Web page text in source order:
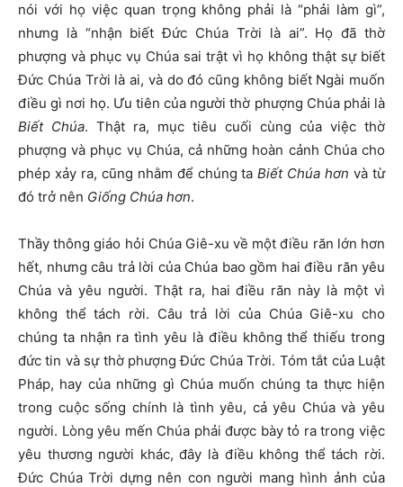
nói với họ việc quan trọng không phải là “phải làm gì”,
nhưng là “nhận biết Đức Chúa Trời là ai”. Họ đã thờ
phượng và phục vụ Chúa sai trật vì họ không thật sự biết
Đức Chúa Trời là ai, và do đó cũng không biết Ngài muốn
điều gì nơi họ. Ưu tiên của người thờ phượng Chúa phải là
Biết Chúa. Thật ra, mục tiêu cuối cùng của việc thờ
phượng và phục vụ Chúa, cả những hoàn cảnh Chúa cho
phép xảy ra, cũng nhằm để chúng taBiết Chúa hơn và từ
đó trở nên Giống Chúa hơn.
Thầy thông giáo hỏi Chúa Giê-xu về một điều răn lớn hơn
hết, nhưng câu trả lời của Chúa bao gồm hai điều răn yêu
Chúa và yêu người. Thật ra, hai điều răn này là một vì
không thể tách rời. Câu trả lời của Chúa Giê-xu cho
chúng ta nhận ra tình yêu là điều không thể thiếu trong
đức tin và sự thờ phượng Đức Chúa Trời. Tóm tắt của Luật
Pháp, hay của những gì Chúa muốn chúng ta thực hiện
trong cuộc sống chính là tình yêu, cả yêu Chúa và yêu
người. Lòng yêu mến Chúa phải được bày tỏ ra trong việc
yêu thương người khác, đây là điều không thể tách rời.
Đức Chúa Trời dựng nên con người mang hình ảnh của